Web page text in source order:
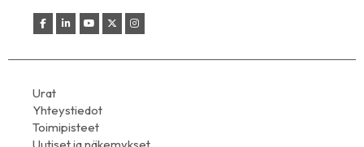
Urat
Yhteystiedot
Toimipisteet